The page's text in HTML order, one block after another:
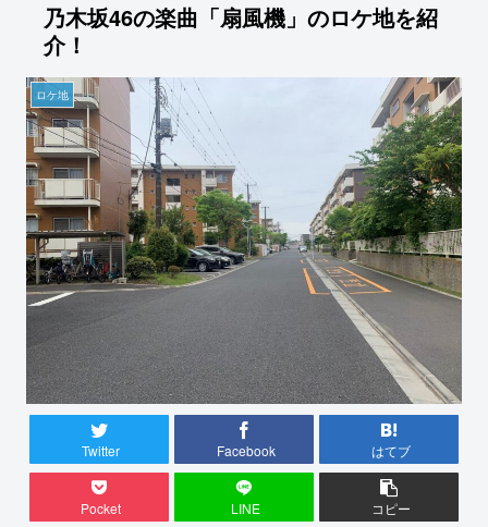
乃木坂46の楽曲「扇風機」のロケ地を紹
介！
ロケ地
Twitter Facebook はてブ
Pocket LINE コピー